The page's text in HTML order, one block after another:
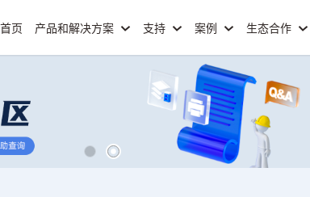
首页 产品和解决方案 支持 案例 生态合作